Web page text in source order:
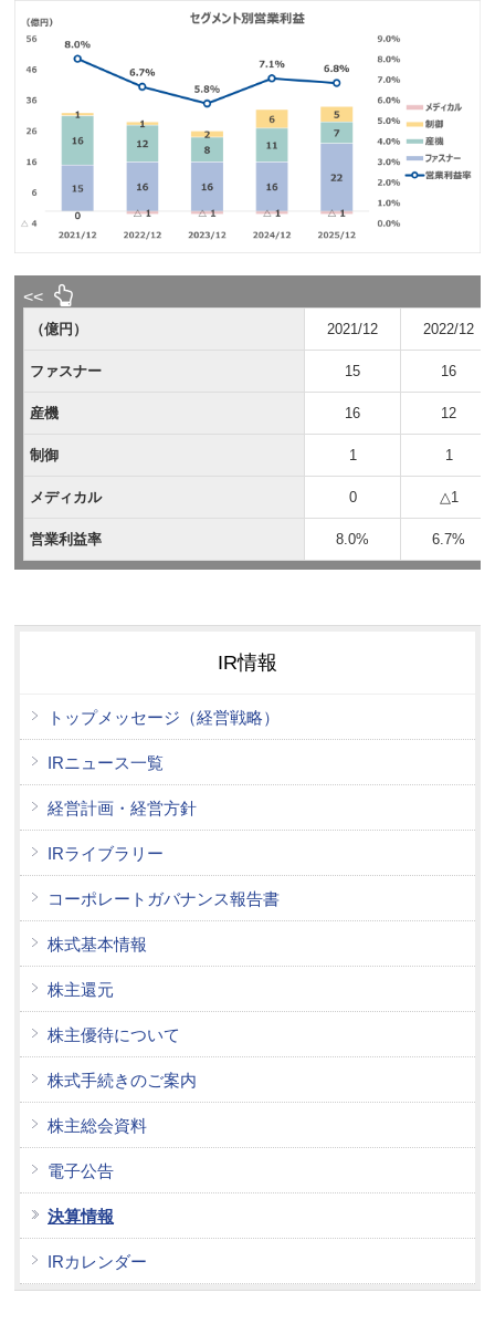
（億円） 2021/12 2022/12
ファスナー 15 16
産機 16 12
制御 1 1
メディカル 0 △1
営業利益率 8.0% 6.7%
IR情報
トップメッセージ（経営戦略）
IRニュース一覧
経営計画・経営方針
IRライブラリー
コーポレートガバナンス報告書
株式基本情報
株主還元
株主優待について
株式手続きのご案内
株主総会資料
電子公告
決算情報
IRカレンダー